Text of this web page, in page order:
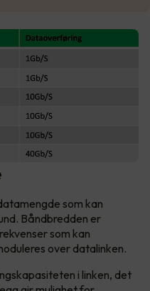
som kan
Båndbredden er
som kan
over datalinken.
i linken, det